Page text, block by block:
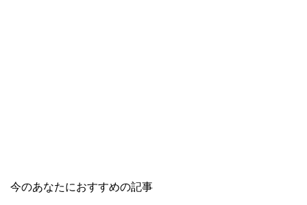
今のあなたにおすすめの記事